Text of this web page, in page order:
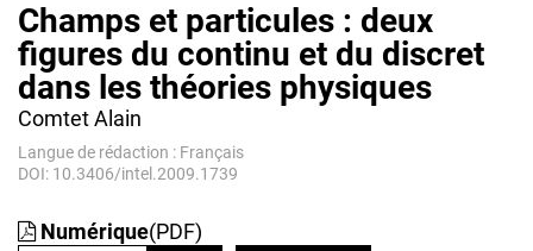
Champs et particules : deux
figures du continu et du discret
dans les théories physiques
Comtet Alain
Langue de rédaction : Français
DOI: 10.3406/intel.2009.1739
Numérique(PDF)